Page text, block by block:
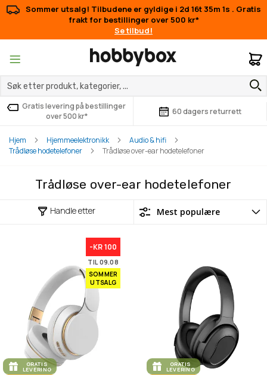
Sommer utsalg! Tilbudene er gyldige i 2d 16t 35m 1s . Gratis
frakt for bestillinger over 500 kr*
Se tilbud!
Gratis levering på bestillinger
over 500 kr*
60 dagers returrett
Hjem Hjemmeelektronikk
Audio & hifi
Trådløse hodetelefoner
Trådløse over-ear hodetelefoner
Trådløse over-ear hodetelefoner
Handle etter
-KR 100
TIL 09.08
SOMMER
UTSALG
GRATIS
LEVERING
GRATIS
LEVERING